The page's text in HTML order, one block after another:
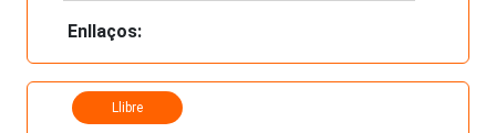
Enllaços:
Llibre